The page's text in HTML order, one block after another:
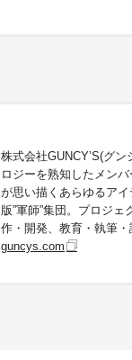
株式会社GUNCY’S(グ
ロジーを熟知したメン
が思い描くあらゆるア
版”軍師”集団。プロジ
作・開発、教育・執筆・
guncys.com